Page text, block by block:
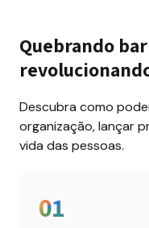
Quebrando
Descubra como
organização, lançar
vida das pessoas.
01